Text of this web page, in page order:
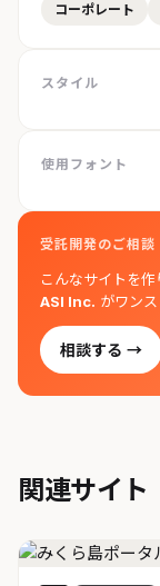
コーポレート
スタイル
使用フォント
受託開発のご相談
こんなサイトを
ASI Inc. がワンス
相談する →
関連サイト